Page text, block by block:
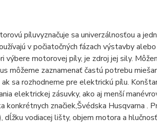
píluvyznačuje sa univerzálnosťou a
v počiatočných fázach výstavby
výbere motorovej píly, je zdroj jej sily.
môžeme zaznamenať častú potrebu
sa rozhodneme pre elektrickú pílu.
elektrickej zásuvky, ako aj menší
značiek,Švédska Husqvarna .
vodiacej lišty, objem motora a